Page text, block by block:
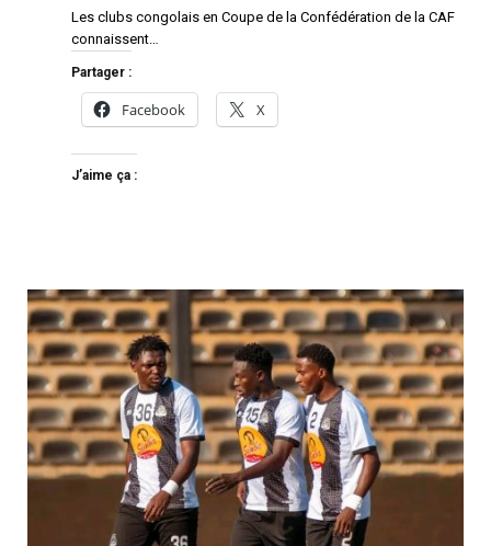
Les clubs congolais en Coupe de la Confédération de la CAF
connaissent…
Partager :
Facebook X
J’aime ça :